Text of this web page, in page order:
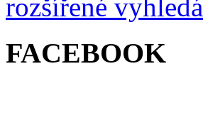
rozšířené
FACEBOOK